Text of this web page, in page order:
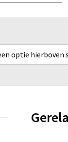
optie hierboven